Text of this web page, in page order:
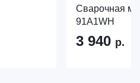
Сварочная
91A1WH
3 940 р.